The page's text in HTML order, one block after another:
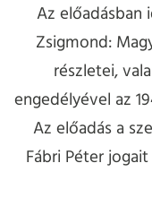
Az előadásban
Zsigmond:
részletei,
engedélyével az
Az előadás a
Fábri Péter